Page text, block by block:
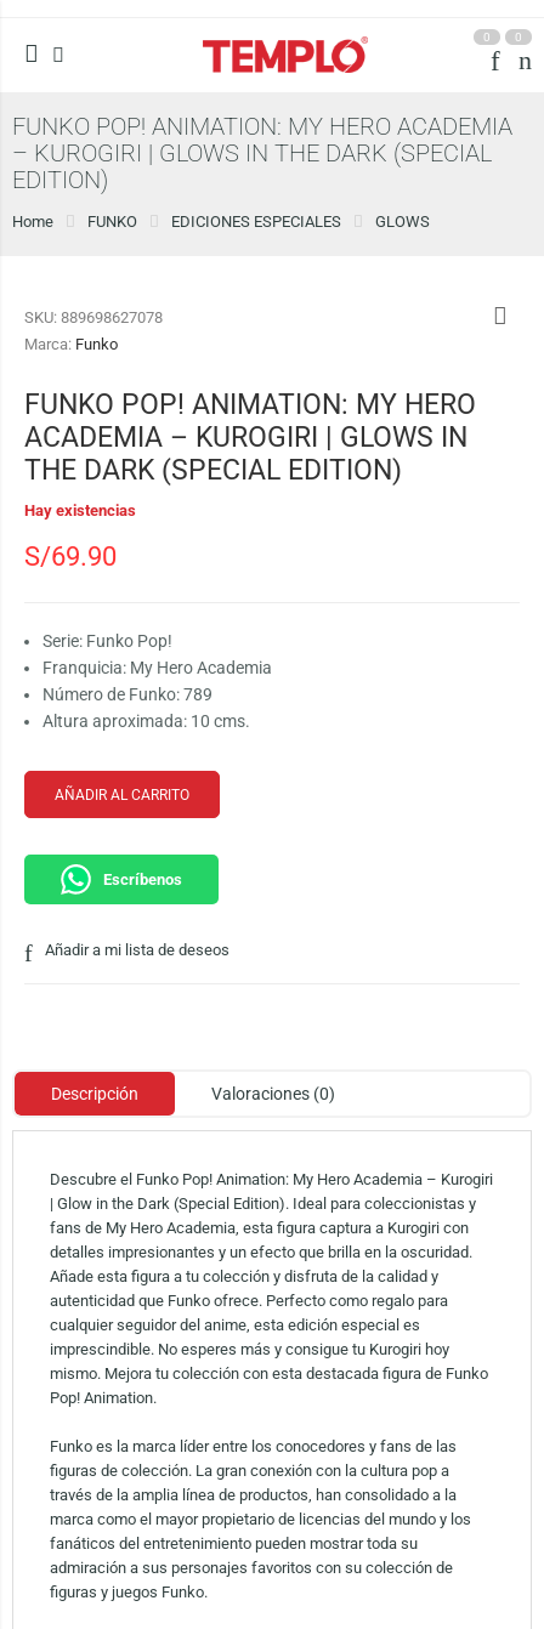
0 0
FUNKO POP! ANIMATION: MY HERO ACADEMIA
– KUROGIRI | GLOWS IN THE DARK (SPECIAL
EDITION)
Home FUNKO EDICIONES ESPECIALES GLOWS
SKU: 889698627078
Marca: Funko
FUNKO POP! ANIMATION: MY HERO
ACADEMIA – KUROGIRI | GLOWS IN
THE DARK (SPECIAL EDITION)
Hay existencias
S/69.90
Serie: Funko Pop!
Franquicia: My Hero Academia
Número de Funko: 789
Altura aproximada: 10 cms.
AÑADIR AL CARRITO
Escríbenos
Añadir a mi lista de deseos
Descripción Valoraciones (0)
Descubre el Funko Pop! Animation: My Hero Academia – Kurogiri
| Glow in the Dark (Special Edition). Ideal para coleccionistas y
fans de My Hero Academia, esta figura captura a Kurogiri con
detalles impresionantes y un efecto que brilla en la oscuridad.
Añade esta figura a tu colección y disfruta de la calidad y
autenticidad que Funko ofrece. Perfecto como regalo para
cualquier seguidor del anime, esta edición especial es
imprescindible. No esperes más y consigue tu Kurogiri hoy
mismo. Mejora tu colección con esta destacada figura de Funko
Pop! Animation.
Funko es la marca líder entre los conocedores y fans de las
figuras de colección. La gran conexión con la cultura pop a
través de la amplia línea de productos, han consolidado a la
marca como el mayor propietario de licencias del mundo y los
fanáticos del entretenimiento pueden mostrar toda su
admiración a sus personajes favoritos con su colección de
figuras y juegos Funko.